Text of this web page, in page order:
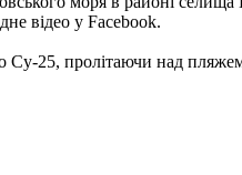
відео у Facebook.
25, пролітаючи над